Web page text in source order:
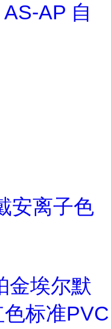
AP 自
安离子色
金埃尔默
标准PVC